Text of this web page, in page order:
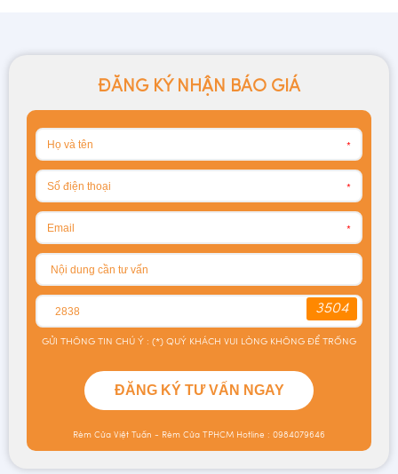
ĐĂNG KÝ NHẬN BÁO GIÁ
*
*
*
3504
GỬI THÔNG TIN CHÚ Ý : (*) QUÝ KHÁCH VUI LÒNG KHÔNG ĐỂ TRỐNG
ĐĂNG KÝ TƯ VẤN NGAY
Rèm Cửa Việt Tuấn - Rèm Cửa TPHCM Hotline : 0984079646